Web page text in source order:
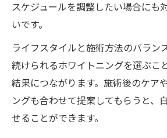
スケジュールを調整したい場合にも
いです。
ライフスタイルと施術方法のバラン
続けられるホワイトニングを選ぶこ
結果につながります。施術後のケア
ングも合わせて提案してもらうと、
せることができます。